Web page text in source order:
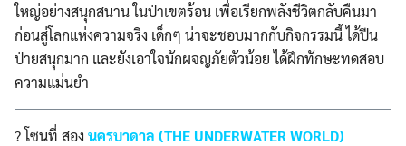
ใหญ่อย่างสนุกสนาน ในป่าเขตร้อน เพื่อเรียกพลังชีวิตกลับคืนมา
ก่อนสู่โลกแห่งความจริง เด็กๆ น่าจะชอบมากกับกิจกรรมนี้ ได้ปีน
ป่ายสนุกมาก และยังเอาใจนักผจญภัยตัวน้อย ได้ฝึกทักษะทดสอบ
ความแม่นยำ
?โซนที่ สอง นครบาดาล (THE UNDERWATER WORLD)